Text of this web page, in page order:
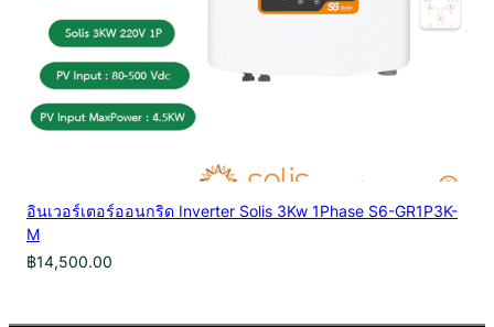
อินเวอร์เตอร์ออนกริด Inverter Solis 3Kw 1Phase S6-GR1P3K-
M
฿14,500.00